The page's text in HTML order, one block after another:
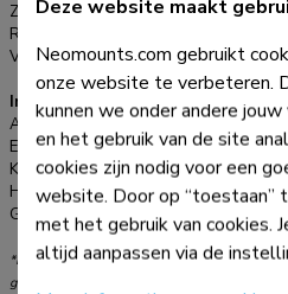
Zwenken (graden):
180°
Roteren (graden):
Verstellingstype:
Manueel
Informatie
Artikelnummer:
FPMA-
EAN:
Kleur:
Zwart
Hoofdmateriaal:
Staal
Garantie:
*NB. De vermelde inch-maten zijn slechts een
gewicht en de VESA-maten. Het maximale
Deze website maakt
Neomounts.com gebruikt
onze website te verbeteren.
kunnen we onder andere
en het gebruik van de site
cookies zijn nodig voor een
website. Door op “toestaan”
met het gebruik van cookies.
altijd aanpassen via de